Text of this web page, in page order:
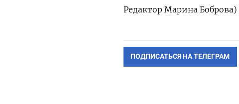
Редактор Марина Боброва)
ПОДПИСАТЬСЯ НА ТЕЛЕГРАМ